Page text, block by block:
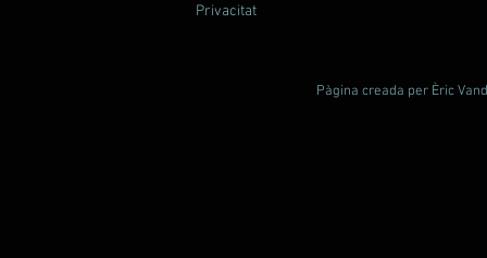
Privacitat
Pàgina creada per Èric